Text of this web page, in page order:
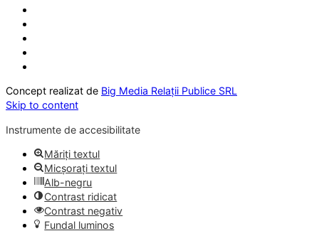
Concept realizat de Big Media Relații Publice SRL
Skip to content
Instrumente de accesibilitate
Măriți textul
Micșorați textul
Alb-negru
Contrast ridicat
Contrast negativ
Fundal luminos